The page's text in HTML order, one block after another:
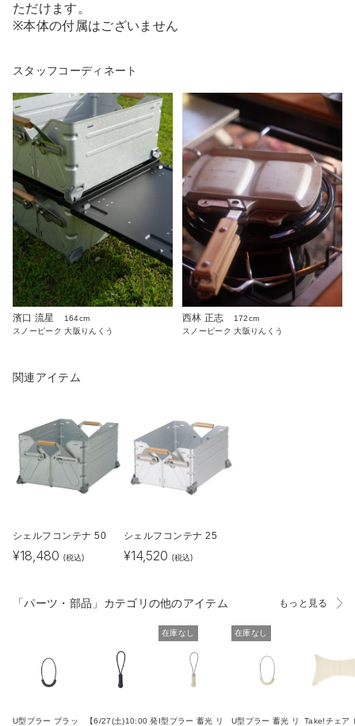
ただけます。
※本体の付属はございません
スタッフコーディネート
濱口 流星
164cm
スノーピーク 大阪りんくう
西林 正志
172cm
スノーピーク 大阪りんくう
関連アイテム
シェルフコンテナ 50
¥18,480 (税込)
シェルフコンテナ 25
¥14,520 (税込)
「パーツ・部品」カテゴリの他のアイテム もっと見る
U型プラー ブラッ
【6/27(土)10:00 発
在庫なし
I型プラー 蓄光 リ
在庫なし
U型プラー 蓄光 リ
Take!チェア